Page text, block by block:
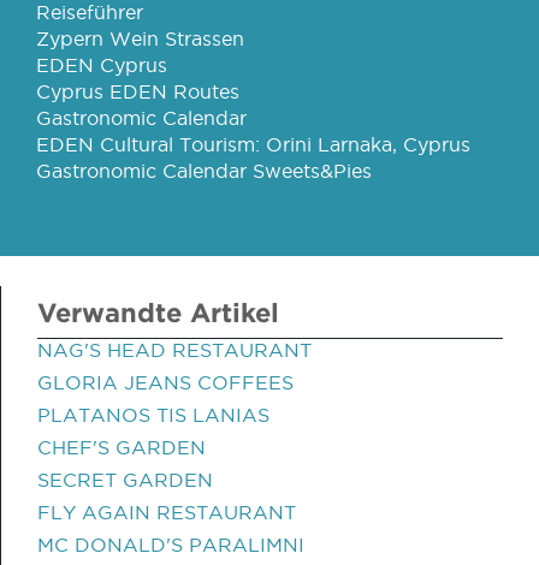
Reiseführer
Zypern Wein Strassen
EDEN Cyprus
Cyprus EDEN Routes
Gastronomic Calendar
EDEN Cultural Tourism: Orini Larnaka, Cyprus
Gastronomic Calendar Sweets&Pies
Verwandte Artikel
NAG'S HEAD RESTAURANT
GLORIA JEANS COFFEES
PLATANOS TIS LANIAS
CHEF'S GARDEN
SECRET GARDEN
FLY AGAIN RESTAURANT
MC DONALD'S PARALIMNI